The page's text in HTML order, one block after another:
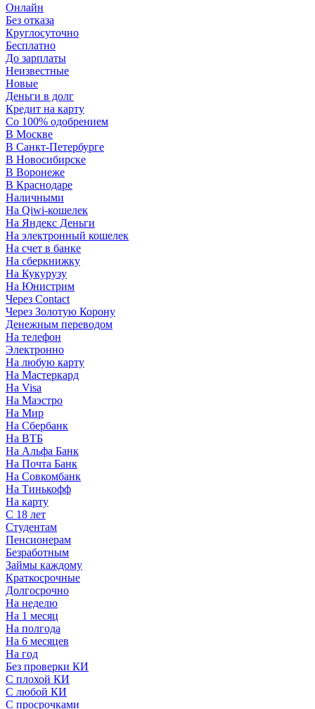
Онлайн
Без отказа
Круглосуточно
Бесплатно
До зарплаты
Неизвестные
Новые
Деньги в долг
Кредит на карту
Со 100% одобрением
В Москве
В Санкт-Петербурге
В Новосибирске
В Воронеже
В Краснодаре
Наличными
На Qiwi-кошелек
На Яндекс Деньги
На электронный кошелек
На счет в банке
На сберкнижку
На Кукурузу
На Юнистрим
Через Contact
Через Золотую Корону
Денежным переводом
На телефон
Электронно
На любую карту
На Мастеркард
На Visa
На Маэстро
На Мир
На Сбербанк
На ВТБ
На Альфа Банк
На Почта Банк
На Совкомбанк
На Тинькофф
На карту
С 18 лет
Студентам
Пенсионерам
Безработным
Займы каждому
Краткосрочные
Долгосрочно
На неделю
На 1 месяц
На полгода
На 6 месяцев
На год
Без проверки КИ
С плохой КИ
С любой КИ
С просрочками